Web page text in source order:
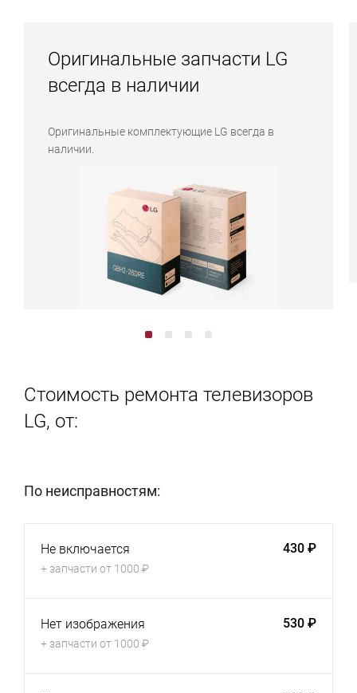
Оригинальные запчасти LG
всегда в наличии
Оригинальные комплектующие LG всегда в
наличии.
Стоимость ремонта телевизоров
LG, от:
По неисправностям:
Не включается
+ запчасти от 1000 ₽
430 ₽
Нет изображения
+ запчасти от 1000 ₽
530 ₽